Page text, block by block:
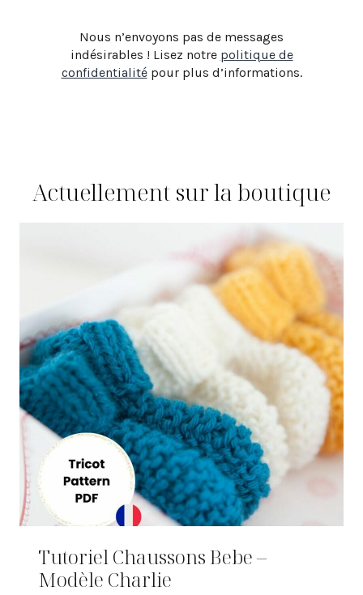
Nous n’envoyons pas de messages
indésirables ! Lisez notre politique de
confidentialitépour plus d’informations.
Actuellement sur la boutique
Tutoriel Chaussons Bebe –
Modèle Charlie